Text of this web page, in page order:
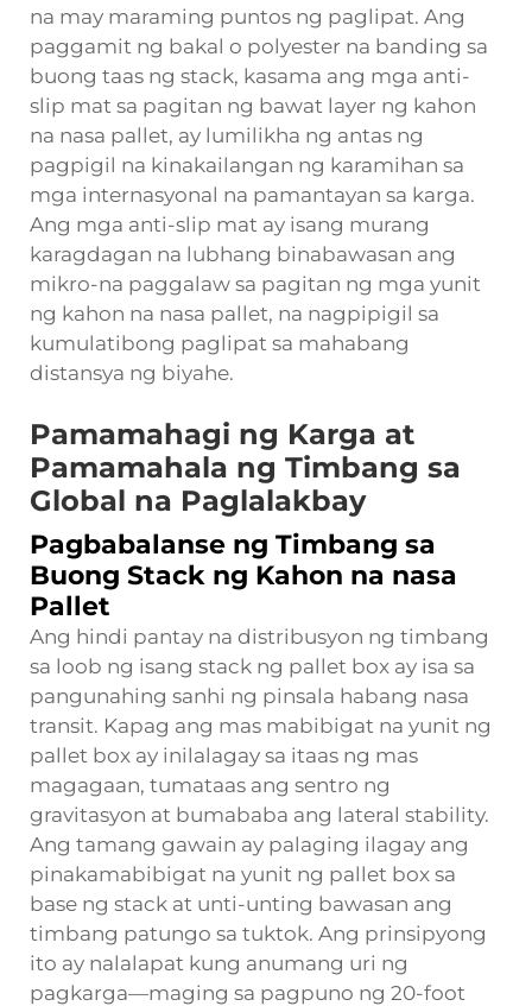
na may maraming puntos ng paglipat. Ang
paggamit ng bakal o polyester na banding sa
buong taas ng stack, kasama ang mga anti-
slip mat sa pagitan ng bawat layer ng kahon
na nasa pallet, ay lumilikha ng antas ng
pagpigil na kinakailangan ng karamihan sa
mga internasyonal na pamantayan sa karga.
Ang mga anti-slip mat ay isang murang
karagdagan na lubhang binabawasan ang
mikro-na paggalaw sa pagitan ng mga yunit
ng kahon na nasa pallet, na nagpipigil sa
kumulatibong paglipat sa mahabang
distansya ng biyahe.
Pamamahagi ng Karga at
Pamamahala ng Timbang sa
Global na Paglalakbay
Pagbabalanse ng Timbang sa
Buong Stack ng Kahon na nasa
Pallet
Ang hindi pantay na distribusyon ng timbang
sa loob ng isang stack ng pallet box ay isa sa
pangunahing sanhi ng pinsala habang nasa
transit. Kapag ang mas mabibigat na yunit ng
pallet box ay inilalagay sa itaas ng mas
magagaan, tumataas ang sentro ng
gravitasyon at bumababa ang lateral stability.
Ang tamang gawain ay palaging ilagay ang
pinakamabibigat na yunit ng pallet box sa
base ng stack at unti-unting bawasan ang
timbang patungo sa tuktok. Ang prinsipyong
ito ay nalalapat kung anumang uri ng
pagkarga—maging sa pagpuno ng 20-foot